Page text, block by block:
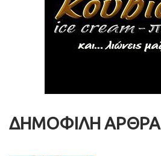
ΔΗΜΟΦΙΛΗ ΑΡΘΡΑ